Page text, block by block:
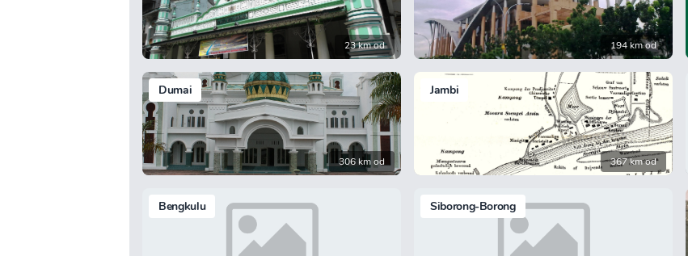
23 km od 194 km od
Dumai
306 km od
Jambi
367 km od
Bengkulu Siborong-Borong